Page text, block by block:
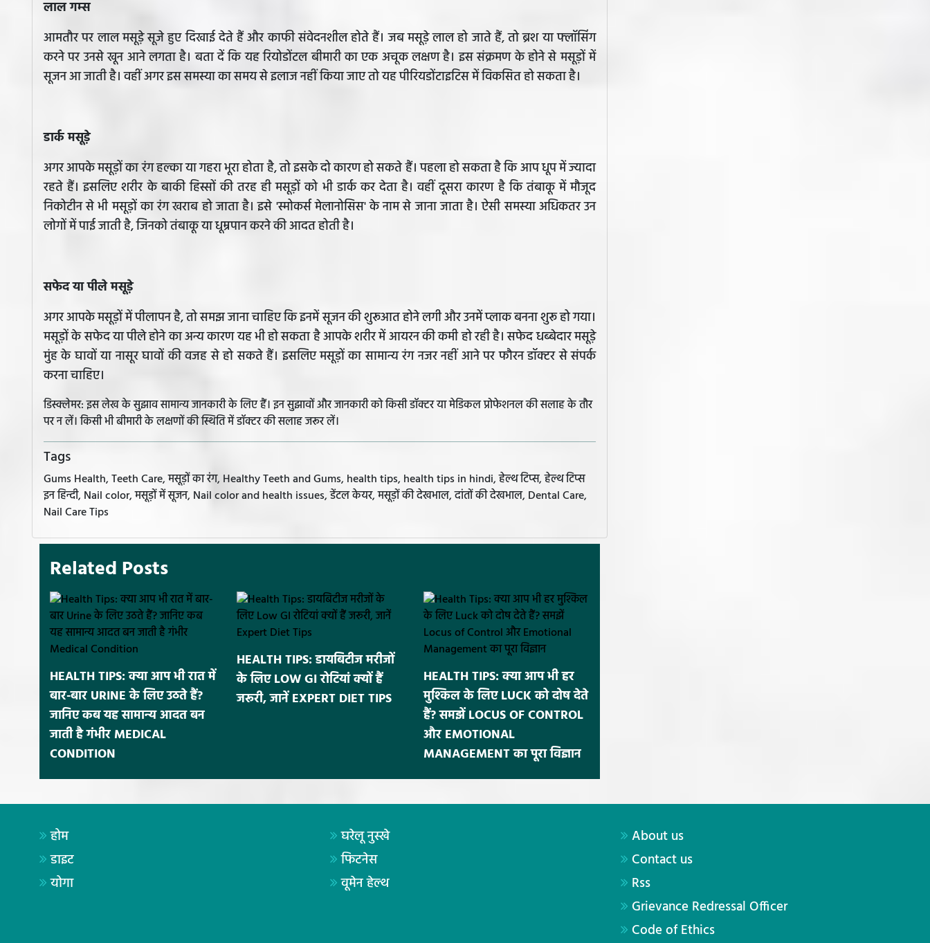
लाल गम्स
आमतौर पर लाल मसूड़े सूजे हुए दिखाई देते हैं और काफी संवेदनशील होते हैं। जब मसूड़े लाल हो जाते हैं, तो ब्रश या फ्लॉसिंग
करने पर उनसे खून आने लगता है। बता दें कि यह रियोडोंटल बीमारी का एक अचूक लक्षण है। इस संक्रमण के होने से मसूड़ों में
सूजन आ जाती है। वहीं अगर इस समस्या का समय से इलाज नहीं किया जाए तो यह पीरियडोंटाइटिस में विकसित हो सकता है।
डार्क मसूड़े
अगर आपके मसूड़ों का रंग हल्का या गहरा भूरा होता है, तो इसके दो कारण हो सकते हैं। पहला हो सकता है कि आप धूप में ज्यादा
रहते हैं। इसलिए शरीर के बाकी हिस्सों की तरह ही मसूड़ों को भी डार्क कर देता है। वहीं दूसरा कारण है कि तंबाकू में मौजूद
निकोटीन से भी मसूड़ों का रंग खराब हो जाता है। इसे 'स्मोकर्स मेलानोसिस' के नाम से जाना जाता है। ऐसी समस्या अधिकतर उन
लोगों में पाई जाती है, जिनको तंबाकू या धूम्रपान करने की आदत होती है।
सफेद या पीले मसूड़े
अगर आपके मसूड़ों में पीलापन है, तो समझ जाना चाहिए कि इनमें सूजन की शुरूआत होने लगी और उनमें प्लाक बनना शुरू हो गया।
मसूड़ों के सफेद या पीले होने का अन्य कारण यह भी हो सकता है आपके शरीर में आयरन की कमी हो रही है। सफेद धब्बेदार मसूड़े
मुंह के घावों या नासूर घावों की वजह से हो सकते हैं। इसलिए मसूड़ों का सामान्य रंग नजर नहीं आने पर फौरन डॉक्टर से संपर्क
करना चाहिए।
डिस्क्लेमर: इस लेख के सुझाव सामान्य जानकारी के लिए हैं। इन सुझावों और जानकारी को किसी डॉक्टर या मेडिकल प्रोफेशनल की सलाह के तौर
पर न लें। किसी भी बीमारी के लक्षणों की स्थिति में डॉक्टर की सलाह जरूर लें।
Tags
Gums Health, Teeth Care, मसूड़ों का रंग, Healthy Teeth and Gums, health tips, health tips in hindi, हेल्थ टिप्स, हेल्थ टिप्स
इन हिन्दी, Nail color, मसूड़ों में सूजन, Nail color and health issues, डेंटल केयर, मसूड़ों की देखभाल, दांतों की देखभाल, Dental Care,
Nail Care Tips
Related Posts
HEALTH TIPS: क्या आप भी रात में
बार-बार URINE के लिए उठते हैं?
जानिए कब यह सामान्य आदत बन
जाती है गंभीर MEDICAL
CONDITION
HEALTH TIPS: डायबिटीज मरीजों
के लिए LOW GI रोटियां क्यों हैं
जरूरी, जानें EXPERT DIET TIPS
HEALTH TIPS: क्या आप भी हर
मुश्किल के लिए LUCK को दोष देते
हैं? समझें LOCUS OF CONTROL
और EMOTIONAL
MANAGEMENT का पूरा विज्ञान
होम
डाइट
योगा
घरेलू नुस्खे
फिटनेस
वूमेन हेल्थ
About us
Contact us
Rss
Grievance Redressal Officer
Code of Ethics